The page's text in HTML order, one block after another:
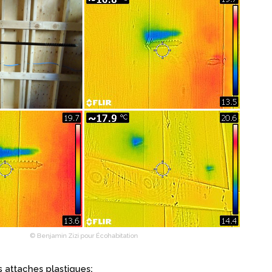
© Benjamin Zizi pour Écohabitation
attaches plastiques: